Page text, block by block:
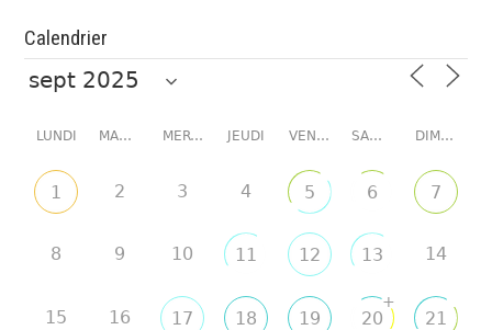
Calendrier
LUNDI MARDI MERCREDI JEUDI VENDREDI SAMEDI DIMANCHE
1 2 3 4 5 6 7
8 9 10 11 12 13 14
15 16 17 18 19 20
+
21